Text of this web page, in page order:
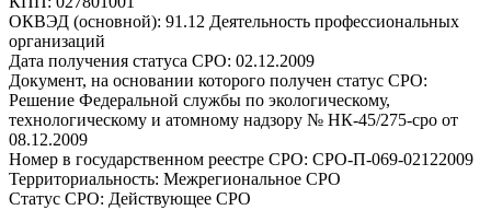
ОКВЭД (основной): 91.12 Деятельность профессиональных
организаций
Дата получения статуса СРО: 02.12.2009
Документ, на основании которого получен статус СРО:
Решение Федеральной службы по экологическому,
технологическому и атомному надзору № НК-45/275-сро от
08.12.2009
Номер в государственном реестре СРО: СРО-П-069-02122009
Территориальность: Межрегиональное СРО
Статус СРО: Действующее СРО